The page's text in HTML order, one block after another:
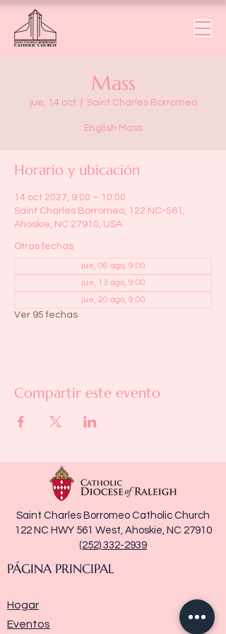
Mass
jue, 14 oct
  |
Saint Charles Borromeo
English Mass
Horario y ubicación
14 oct 2027, 9:00 – 10:00
Saint Charles Borromeo, 122 NC-561,
Ahoskie, NC 27910, USA
Otras fechas
jue, 06 ago, 9:00
jue, 13 ago, 9:00
jue, 20 ago, 9:00
Ver 95 fechas
Compartir este evento
Saint Charles Borromeo Catholic Church
122 NC HWY 561 West, Ahoskie, NC 27910
(252) 332-2939
PÁGINA PRINCIPAL
Hogar
Eventos